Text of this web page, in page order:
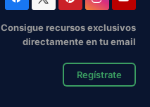
Consigue recursos exclusivos
directamente en tu email
Regístrate